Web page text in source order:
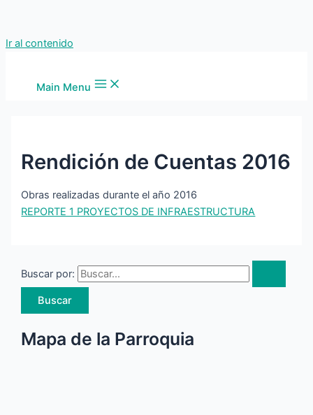
Ir al contenido
Main Menu
Rendición de Cuentas 2016
Obras realizadas durante el año 2016
REPORTE 1 PROYECTOS DE INFRAESTRUCTURA
Buscar por:
Mapa de la Parroquia